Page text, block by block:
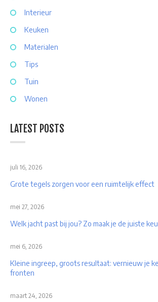
Interieur
Keuken
Materialen
Tips
Tuin
Wonen
LATEST POSTS
Grote tegels zorgen voor een ruimtelijk effect
juli 16, 2026
Welk jacht past bij jou? Zo maak je de juiste
mei 27, 2026
Kleine ingreep, groots resultaat: vernieuw je
fronten
mei 6, 2026
maart 24, 2026